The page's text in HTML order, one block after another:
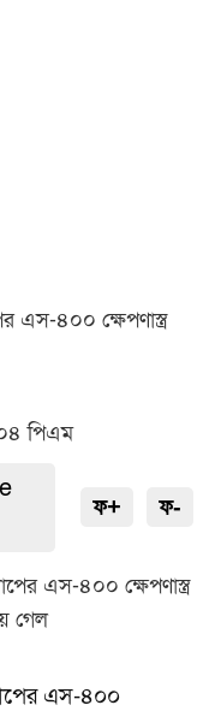
এস-৪০০ ক্ষেপণাস্ত্র
পিএম
ফ+ ফ-
এস-৪০০